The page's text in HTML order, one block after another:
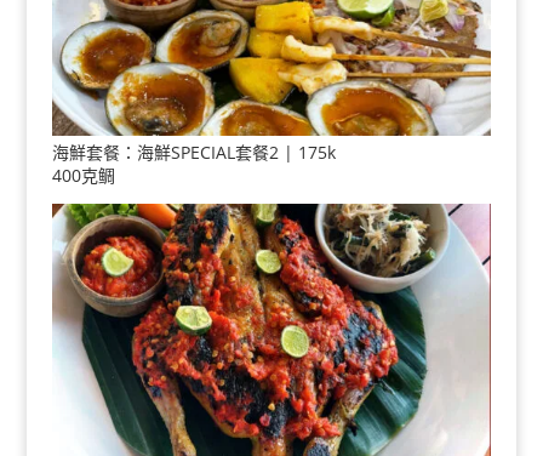
海鮮套餐：海鮮SPECIAL套餐2 | 175k
400克鲷